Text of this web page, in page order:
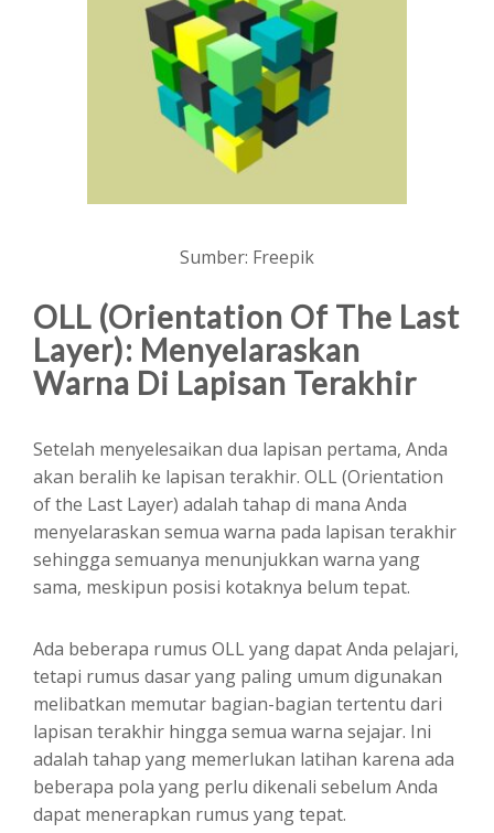
Sumber: Freepik
OLL (Orientation Of The Last
Layer): Menyelaraskan
Warna Di Lapisan Terakhir
Setelah menyelesaikan dua lapisan pertama, Anda
akan beralih ke lapisan terakhir. OLL (Orientation
of the Last Layer) adalah tahap di mana Anda
menyelaraskan semua warna pada lapisan terakhir
sehingga semuanya menunjukkan warna yang
sama, meskipun posisi kotaknya belum tepat.
Ada beberapa rumus OLL yang dapat Anda pelajari,
tetapi rumus dasar yang paling umum digunakan
melibatkan memutar bagian-bagian tertentu dari
lapisan terakhir hingga semua warna sejajar. Ini
adalah tahap yang memerlukan latihan karena ada
beberapa pola yang perlu dikenali sebelum Anda
dapat menerapkan rumus yang tepat.